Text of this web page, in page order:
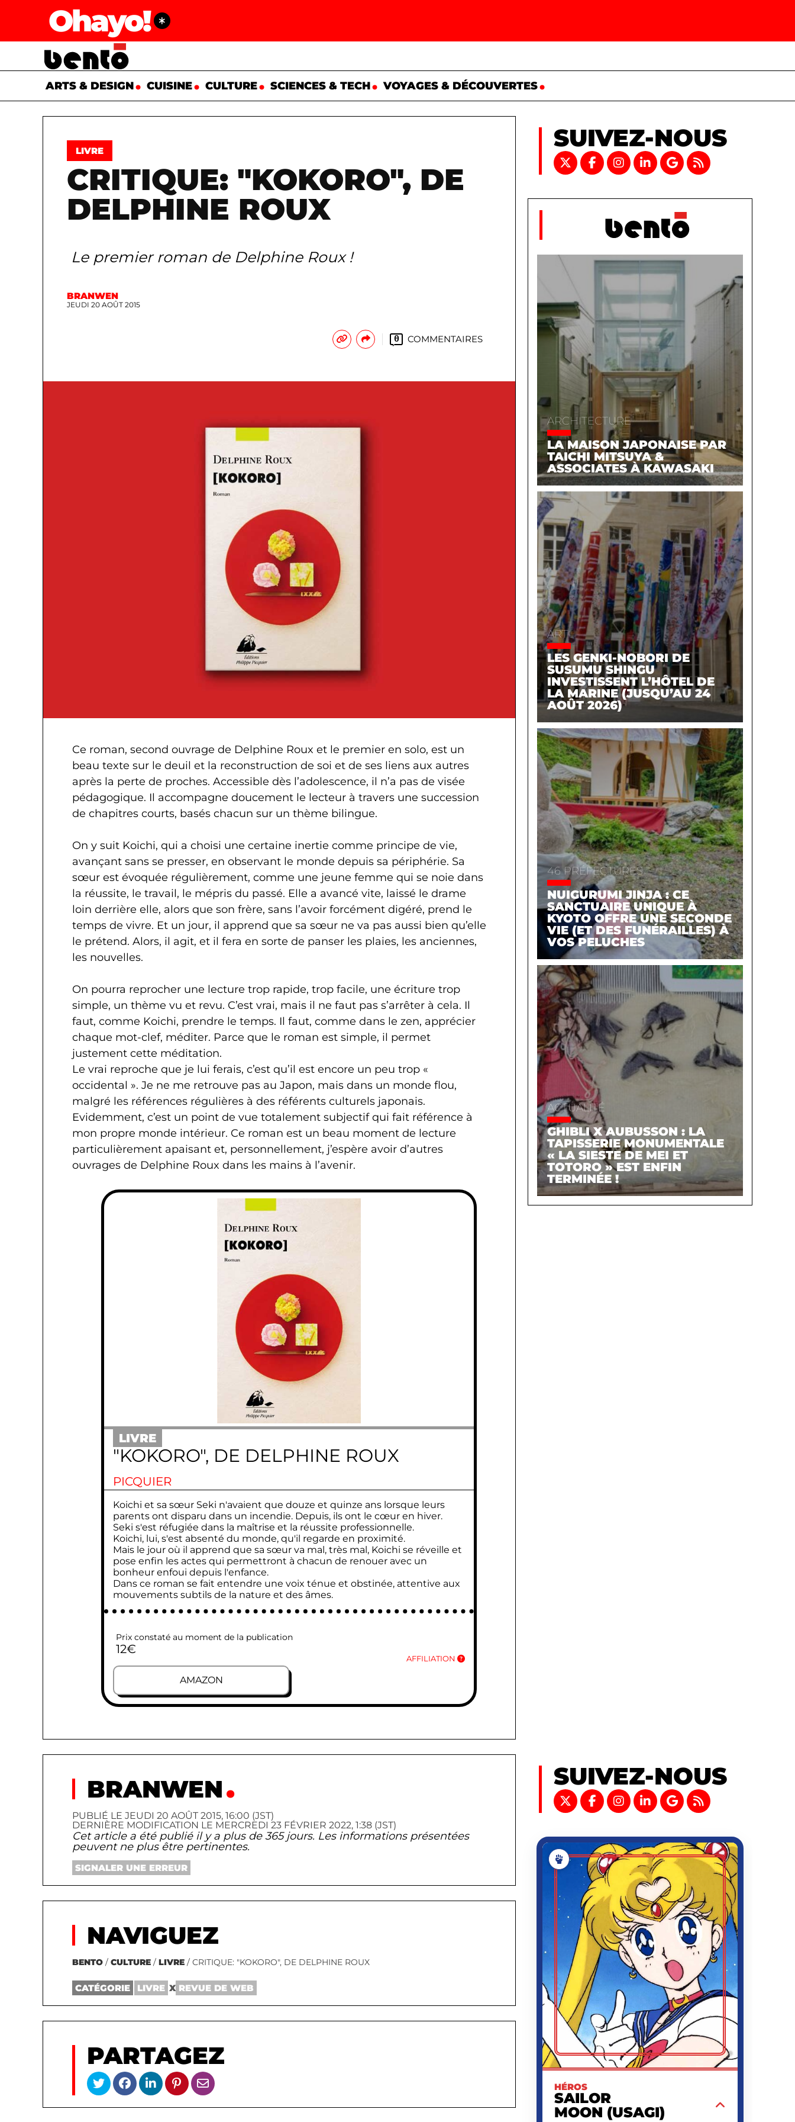
Ohayo!
ARTS & DESIGN CUISINE CULTURE SCIENCES & TECH VOYAGES & DÉCOUVERTES
LIVRE
CRITIQUE: "KOKORO", DE
DELPHINE ROUX
Le premier roman de Delphine Roux !
BRANWEN
JEUDI 20 AOÛT 2015
0 COMMENTAIRES
Ce roman, second ouvrage de Delphine Roux et le premier en solo, est un
beau texte sur le deuil et la reconstruction de soi et de ses liens aux autres
après la perte de proches. Accessible dès l’adolescence, il n’a pas de visée
pédagogique. Il accompagne doucement le lecteur à travers une succession
de chapitres courts, basés chacun sur un thème bilingue.
On y suit Koichi, qui a choisi une certaine inertie comme principe de vie,
avançant sans se presser, en observant le monde depuis sa périphérie. Sa
sœur est évoquée régulièrement, comme une jeune femme qui se noie dans
la réussite, le travail, le mépris du passé. Elle a avancé vite, laissé le drame
loin derrière elle, alors que son frère, sans l’avoir forcément digéré, prend le
temps de vivre. Et un jour, il apprend que sa sœur ne va pas aussi bien qu’elle
le prétend. Alors, il agit, et il fera en sorte de panser les plaies, les anciennes,
les nouvelles.
On pourra reprocher une lecture trop rapide, trop facile, une écriture trop
simple, un thème vu et revu. C’est vrai, mais il ne faut pas s’arrêter à cela. Il
faut, comme Koichi, prendre le temps. Il faut, comme dans le zen, apprécier
chaque mot-clef, méditer. Parce que le roman est simple, il permet
justement cette méditation.
Le vrai reproche que je lui ferais, c’est qu’il est encore un peu trop «
occidental ». Je ne me retrouve pas au Japon, mais dans un monde flou,
malgré les références régulières à des référents culturels japonais.
Evidemment, c’est un point de vue totalement subjectif qui fait référence à
mon propre monde intérieur. Ce roman est un beau moment de lecture
particulièrement apaisant et, personnellement, j’espère avoir d’autres
ouvrages de Delphine Roux dans les mains à l’avenir.
LIVRE
"KOKORO", DE DELPHINE ROUX
PICQUIER
Koichi et sa sœur Seki n'avaient que douze et quinze ans lorsque leurs
parents ont disparu dans un incendie. Depuis, ils ont le cœur en hiver.
Seki s'est réfugiée dans la maîtrise et la réussite professionnelle.
Koichi, lui, s'est absenté du monde, qu'il regarde en proximité.
Mais le jour où il apprend que sa sœur va mal, très mal, Koichi se réveille et
pose enfin les actes qui permettront à chacun de renouer avec un
bonheur enfoui depuis l'enfance.
Dans ce roman se fait entendre une voix ténue et obstinée, attentive aux
mouvements subtils de la nature et des âmes.
Prix constaté au moment de la publication
12€
AFFILIATION
AMAZON
SUIVEZ-NOUS
ARCHITECTURE
LA MAISON JAPONAISE PAR
TAICHI MITSUYA &
ASSOCIATES À KAWASAKI
ART
LES GENKI-NOBORI DE
SUSUMU SHINGU
INVESTISSENT L’HÔTEL DE
LA MARINE (JUSQU’AU 24
AOÛT 2026)
46 PRÉFECTURES
NUIGURUMI JINJA : CE
SANCTUAIRE UNIQUE À
KYOTO OFFRE UNE SECONDE
VIE (ET DES FUNÉRAILLES) À
VOS PELUCHES
ACTUALITÉ
GHIBLI X AUBUSSON : LA
TAPISSERIE MONUMENTALE
« LA SIESTE DE MEI ET
TOTORO » EST ENFIN
TERMINÉE !
BRANWEN
PUBLIÉ LE JEUDI 20 AOÛT 2015, 16:00 (JST)
DERNIÈRE MODIFICATION LE MERCREDI 23 FÉVRIER 2022, 1:38 (JST)
Cet article a été publié il y a plus de 365 jours. Les informations présentées
peuvent ne plus être pertinentes.
SIGNALER UNE ERREUR
NAVIGUEZ
BENTO/ CULTURE/ LIVRE/ CRITIQUE: "KOKORO", DE DELPHINE ROUX
CATÉGORIE LIVRE X REVUE DE WEB
PARTAGEZ
SUIVEZ-NOUS
©
HÉROS
SAILOR
MOON (USAGI)
SAILOR
MOON (USAGI)
NOM
TSUKINO
PRÉNOM
USAGI
CRÉATEUR
NAOKO TAKEUCHI
NAISSANCE
1978/06/30
PREMIÈRE
APPARITION
MAGAZINE NAKAYOSHI
DATE
D'APPARITION
1991/12/28
ACTIVITÉ
COLLÉGIENNE (PUIS
LYCÉENNE), GUERRIÈRE
SAILOR, PRINCESSE DU
MILLÉNIUM D'ARGENT
TAILLE
1,50 M
GROUPE
SANGUIN
O
Au nom de la Lune, je vais te punir !